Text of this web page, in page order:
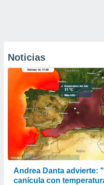
Noticias
Andrea Danta advierte:
canícula con